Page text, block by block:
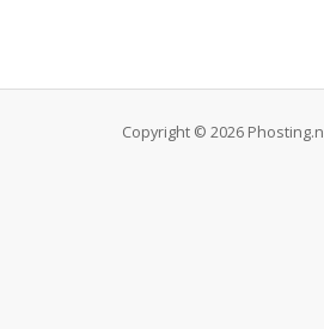
Copyright © 2026